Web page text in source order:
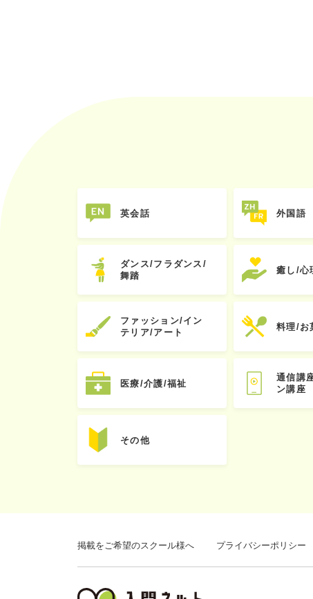
英会話 外国語
ダンス/フラダンス/
舞踏
癒し/心
ファッション/イン
テリア/アート
料理/お
医療/介護/福祉
通信講
ン講座
その他
掲載をご希望のスクール様へ プライバシーポリシー